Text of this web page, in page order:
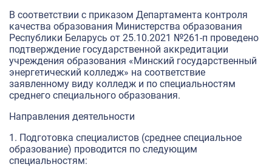
В соответствии с приказом Департамента контроля
качества образования Министерства образования
Республики Беларусь от 25.10.2021 №261-п проведено
подтверждение государственной аккредитации
учреждения образования «Минский государственный
энергетический колледж» на соответствие
заявленному виду колледж и по специальностям
среднего специального образования.
Направления деятельности
1. Подготовка специалистов (среднее специальное
образование) проводится по следующим
специальностям: